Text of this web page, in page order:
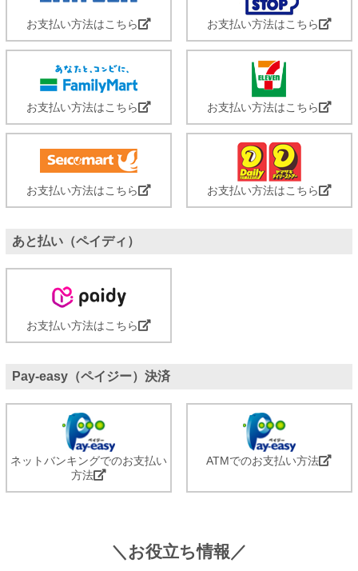
お支払い方法はこちら お支払い方法はこちら
お支払い方法はこちら お支払い方法はこちら
お支払い方法はこちら お支払い方法はこちら
あと払い（ペイディ）
お支払い方法はこちら
Pay-easy（ペイジー）決済
ネットバンキングでのお支払い
方法
ATMでのお支払い方法
＼お役立ち情報／